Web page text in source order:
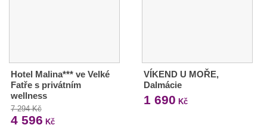
Hotel Malina*** ve Velké
Fatře s privátním
wellness
7 294 Kč
4 596 Kč
VÍKEND U MOŘE,
Dalmácie
1 690 Kč